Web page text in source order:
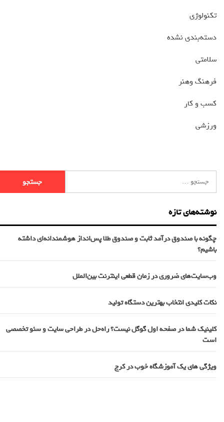
تکنولوژی
دسته‌بندی نشده
سلامتی
فرهنگ وهنر
کسب و کار
ورزشی
نوشته‌های تازه
چگونه با صندوق درآمد ثابت و صندوق طلا پس‌انداز هوشمندانه‌ای داشته
باشیم؟
وب‌سایت‌های ضروری در زمان قطعی اینترنت بین‌الملل
نکات کلیدی انتخاب بهترین دستگاه تولید
کلینیک شما در صفحه اول گوگل نیست؟ راه‌حل در طراحی سایت و سئو تخصصی
است
ویژگی های یک آموزشگاه خوب در کرج